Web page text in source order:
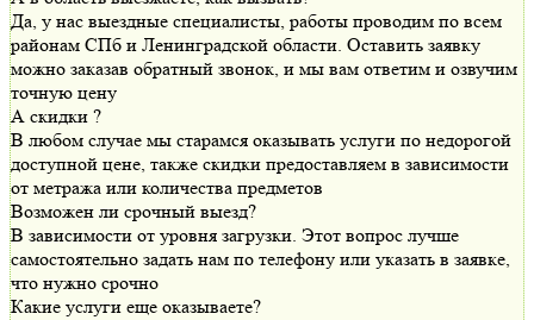
Да, у нас выездные специалисты, работы проводим по всем
районам СПб и Ленинградской области. Оставить заявку
можно заказав обратный звонок, и мы вам ответим и озвучим
точную цену
А скидки ?
В любом случае мы старамся оказывать услуги по недорогой
доступной цене, также скидки предоставляем в зависимости
от метража или количества предметов
Возможен ли срочный выезд?
В зависимости от уровня загрузки. Этот вопрос лучше
самостоятельно задать нам по телефону или указать в заявке,
что нужно срочно
Какие услуги еще оказываете?